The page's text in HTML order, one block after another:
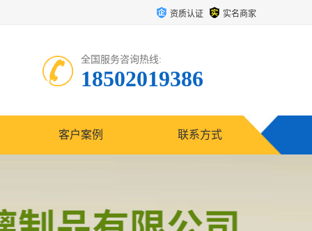
资质认证 实名商家
全国服务咨询热线:
18502019386
客户案例 联系方式